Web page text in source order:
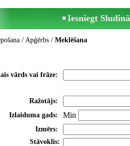
Iesniegt
/ Apģērbs / Meklēšana
vārds vai frāze:
Ražotājs:
Izlaiduma gads:
Min
Izmērs:
Stāvoklis: